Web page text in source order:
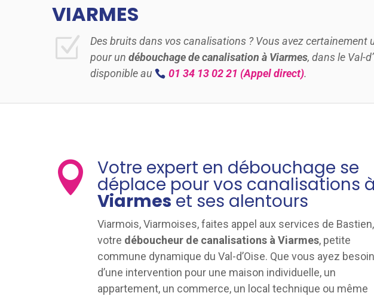
VIARMES
Z
Des bruits dans vos canalisations ? Vous avez certainement
pour un débouchage de canalisation à Viarmes, dans le Val-
disponible au
01 34 13 02 21 (Appel direct).
 Votre expert en débouchage se
déplace pour vos canalisations à
Viarmeset ses alentours
Viarmois, Viarmoises, faites appel aux services de Bastien,
votre déboucheur de canalisations à Viarmes, petite
commune dynamique du Val-d’Oise. Que vous ayez besoin
d’une intervention pour une maison individuelle, un
appartement, un commerce, un local technique ou même